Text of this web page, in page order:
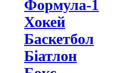
Формула-1
Хокей
Баскетбол
Біатлон